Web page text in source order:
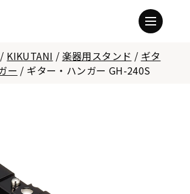
/ KIKUTANI / 楽器用スタンド / ギタ
ー / ギター・ハンガー GH-240S